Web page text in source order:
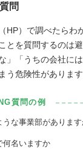
問
HP）で調べたらわ
とを質問するのは
」「うちの会社に
う危険性があります
質問の例
うな事業部がありま
何名いますか